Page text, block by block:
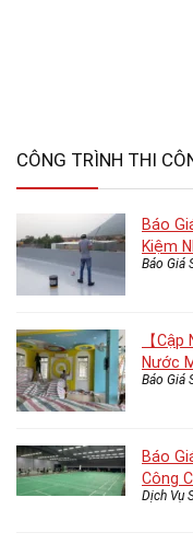
CÔNG TRÌNH THI
Báo
Kiệm
Báo Giá
【
Nước
Báo Giá
Báo
Công
Dịch Vụ